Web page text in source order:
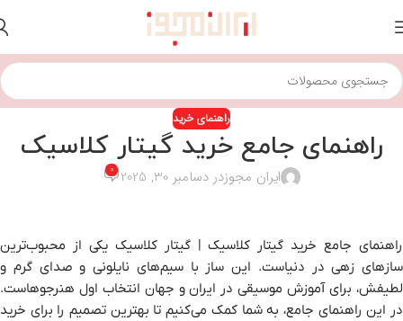
راهنمای خرید
راهنمای جامع خرید گیتار کلاسیک
ایران مجوزدر دسامبر 30, 2025 0
راهنمای جامع خرید گیتار کلاسیک | گیتار کلاسیک یکی از محبوب‌ترین
سازهای زهی در دنیاست. این ساز با سیم‌های نایلونی و صدای گرم و
لطیفش، برای آموزش موسیقی در ایران و جهان انتخاب اول هنرجوهاست.
در این راهنمای جامع، به شما کمک می‌کنیم تا بهترین تصمیم را برای خرید